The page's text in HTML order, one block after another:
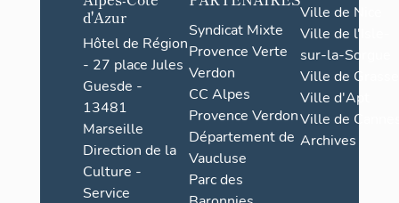
d'Azur
Hôtel de Région
- 27 place Jules
Guesde -
13481
Marseille
Direction de la
Culture -
Service
Syndicat Mixte
Provence Verte
Verdon
CC Alpes
Provence Verdon
Département de
Vaucluse
Parc des
Ville de Nice
Ville de l'Isle-
sur-la-Sorgue
Ville de Grasse
Ville d'Apt
Ville de
Archives